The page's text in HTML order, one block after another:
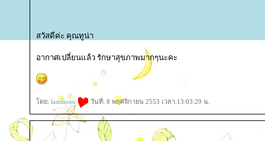
สวัสดีค่ะ คุณทูน่า
อากาศเปลี่ยนแล้ว รักษาสุขภาพมากๆนะคะ
ดย: lastmoon วันที่: 8 พฤศจิกายน 2553 เวลา:13:03:29 น.